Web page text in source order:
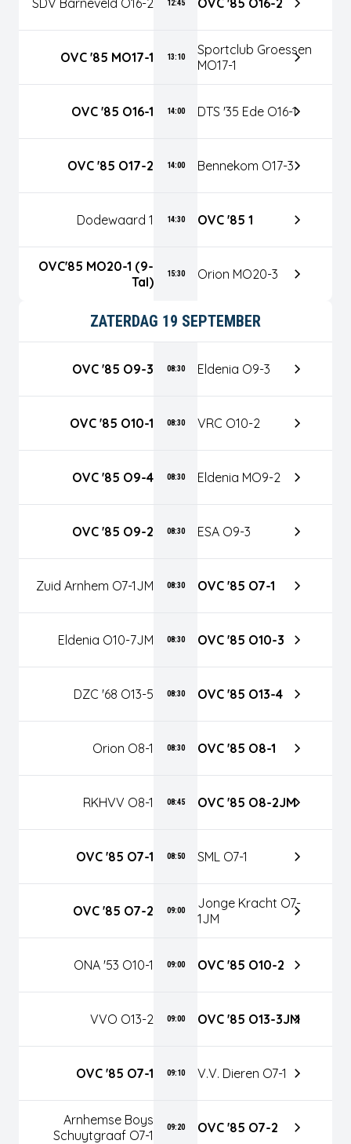
SDV Barneveld O16-2 12:45 OVC '85 O16-2
OVC '85 MO17-1 13:10
Sportclub Groessen
MO17-1
OVC '85 O16-1 14:00 DTS '35 Ede O16-1
OVC '85 O17-2 14:00 Bennekom O17-3
Dodewaard 1 14:30 OVC '85 1
OVC'85 MO20-1 (9-
Tal)
15:30 Orion MO20-3
ZATERDAG 19 SEPTEMBER
OVC '85 O9-3 08:30 Eldenia O9-3
OVC '85 O10-1 08:30 VRC O10-2
OVC '85 O9-4 08:30 Eldenia MO9-2
OVC '85 O9-2 08:30 ESA O9-3
Zuid Arnhem O7-1JM 08:30 OVC '85 O7-1
Eldenia O10-7JM 08:30 OVC '85 O10-3
DZC '68 O13-5 08:30 OVC '85 O13-4
Orion O8-1 08:30 OVC '85 O8-1
RKHVV O8-1 08:45 OVC '85 O8-2JM
OVC '85 O7-1 08:50 SML O7-1
OVC '85 O7-2 09:00
Jonge Kracht O7-
1JM
ONA '53 O10-1 09:00 OVC '85 O10-2
VVO O13-2 09:00 OVC '85 O13-3JM
OVC '85 O7-1 09:10 V.v. Dieren O7-1
Arnhemse Boys
Schuytgraaf O7-1
09:20 OVC '85 O7-2